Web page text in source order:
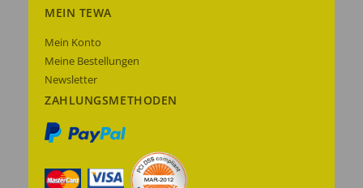
MEIN TEWA
Mein Konto
Meine Bestellungen
Newsletter
ZAHLUNGSMETHODEN